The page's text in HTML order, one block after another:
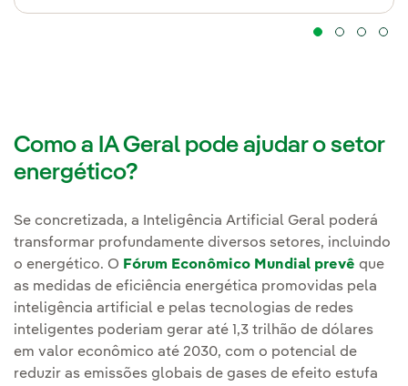
Como a IA Geral pode ajudar o setor
energético?
Se concretizada, a Inteligência Artificial Geral poderá
transformar profundamente diversos setores, incluindo
o energético. O Fórum Econômico Mundial prevê que
as medidas de eficiência energética promovidas pela
inteligência artificial e pelas tecnologias de redes
inteligentes poderiam gerar até 1,3 trilhão de dólares
em valor econômico até 2030, com o potencial de
reduzir as emissões globais de gases de efeito estufa